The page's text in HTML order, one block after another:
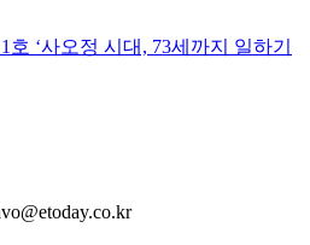
호 ‘사오정 시대, 73세까지 일하기